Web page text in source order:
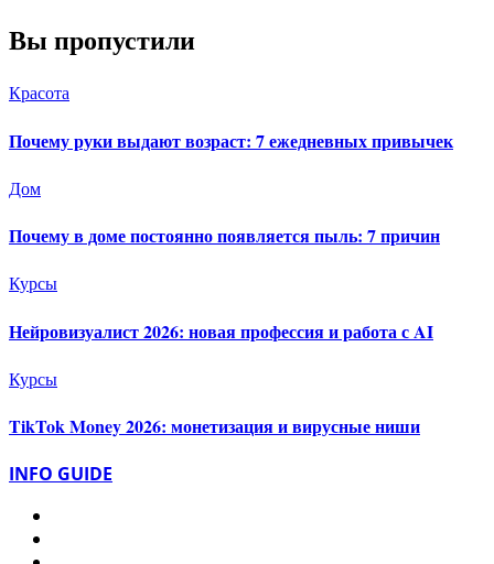
Вы пропустили
Красота
Почему руки выдают возраст: 7 ежедневных привычек
Дом
Почему в доме постоянно появляется пыль: 7 причин
Курсы
Нейровизуалист 2026: новая профессия и работа с AI
Курсы
TikTok Money 2026: монетизация и вирусные ниши
INFO GUIDE